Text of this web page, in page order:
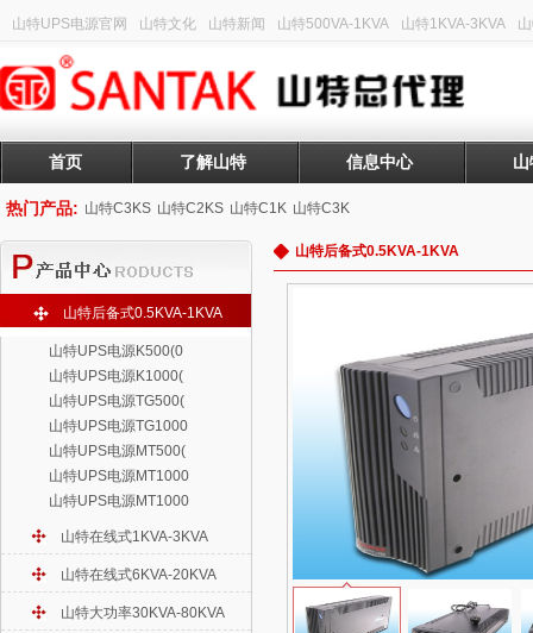
山特UPS电源官网 山特文化 山特新闻 山特500VA-1KVA 山特1KVA-3KVA
首页 了解山特 信息中心
热门产品: 山特C3KS 山特C2KS 山特C1K 山特C3K
山特后备式0.5KVA-1KVA
山特UPS电源K500(0
山特UPS电源K1000(
山特UPS电源TG500(
山特UPS电源TG1000
山特UPS电源MT500(
山特UPS电源MT1000
山特UPS电源MT1000
山特在线式1KVA-3KVA
山特在线式6KVA-20KVA
山特大功率30KVA-80KVA
山特后备式0.5KVA-1KVA